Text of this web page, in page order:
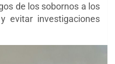
de los sobornos a los
evitar investigaciones